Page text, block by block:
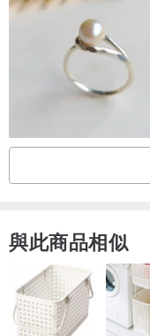
若可以提供已知的戒指
提供所需戒圍的直俓/圓
* 戒圍測量 : 請參考
不過若客人提供已知戒
若要訂製特別大或小的手
請注意
天然晶石每粒顏色和紋
相片與實物難免會有色差
完美主義者敬請留意
與此商品相似